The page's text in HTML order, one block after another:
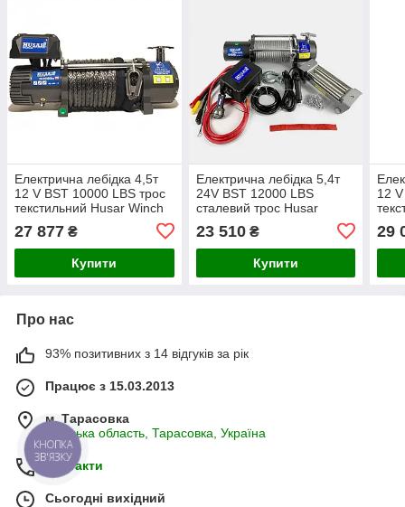
Електрична лебідка 4,5т
12 V BST 10000 LBS трос
текстильний Husar Winch
27 877 ₴
Купити
Електрична лебідка 5,4т
24V BST 12000 LBS
сталевий трос Husar
23 510₴
Купити
12
29
Про нас
93% позитивних з 14 відгуків за рік
Працює з 15.03.2013
м. Тарасовка
Київська область, Тарасовка, Україна
Контакти
Сьогодні вихідний
КНОПКА
ЗВ'ЯЗКУ